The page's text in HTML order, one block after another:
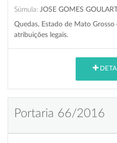
Súmula: JOSE GOMES
Quedas, Estado de Mato
atribuições legais.
Portaria 66/2016